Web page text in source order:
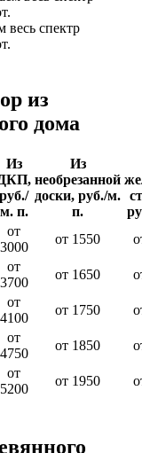
весь спектр
из
дома
Из
руб./
м. п.
Из
необрезанной
доски, руб./м.
п.
от
3000
от 1550
от
3700
от 1650
от
4100
от 1750
от
4750
от 1850
от
5200
от 1950